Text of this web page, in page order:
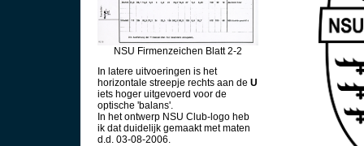
NSU Firmenzeichen Blatt 2-2
In latere uitvoeringen is het
horizontale streepje rechts aan de U
iets hoger uitgevoerd voor de
optische 'balans'.
In het ontwerp NSU Club-logo heb
ik dat duidelijk gemaakt met maten
d.d. 03-08-2006.